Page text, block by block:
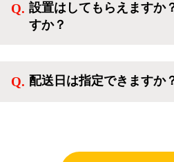
活を応援するような家電セ
電、調理家電、生活家電ま
設置はしてもらえますか
すか？
神奈川・千葉)において自社
配送日は指定できますか
話にて日時決定に関するご